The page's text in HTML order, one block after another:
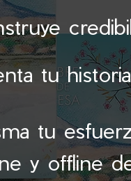
tu
tu
y offline